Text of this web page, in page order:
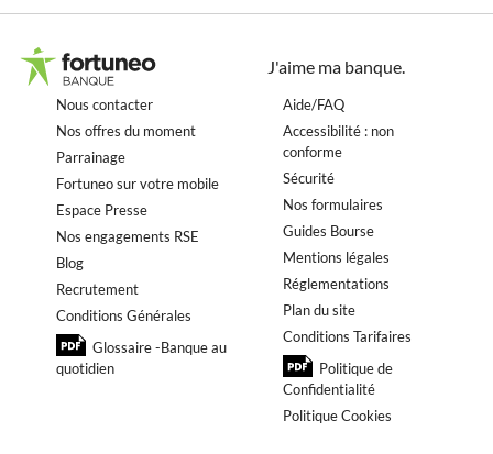
J'aime ma banque.
Nous contacter
Nos offres du moment
Parrainage
Fortuneo sur votre mobile
Espace Presse
Nos engagements RSE
Blog
Recrutement
Conditions Générales
Glossaire -Banque au
quotidien
Aide/FAQ
Accessibilité : non
conforme
Sécurité
Nos formulaires
Guides Bourse
Mentions légales
Réglementations
Plan du site
Conditions Tarifaires
Politique de
Confidentialité
Politique Cookies